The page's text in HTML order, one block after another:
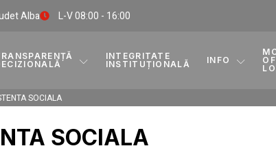
Alba L-V 08:00 - 16:00
INTEGRITATE
INSTITUȚIONALĂ
INFO
SOCIALA
SOCIALA